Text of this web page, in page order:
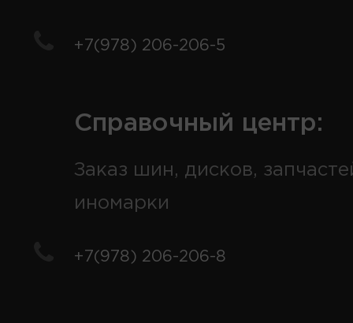
+7(978) 206-206-5
Справочный центр:
Заказ шин, дисков,
иномарки
+7(978) 206-206-8